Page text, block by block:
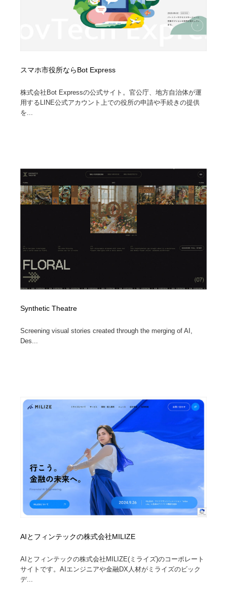
スマホ市役所ならBot Express
株式会社Bot Expressの公式サイト。官公庁、地方自治体が運
用するLINE公式アカウント上での役所の申請や手続きの提供
を...
Synthetic Theatre
Screening visual stories created through the merging of AI,
Des...
AIとフィンテックの株式会社MILIZE
AIとフィンテックの株式会社MILIZE(ミライズ)のコーポレート
サイトです。AIエンジニアや金融DX人材がミライズのビック
デ...